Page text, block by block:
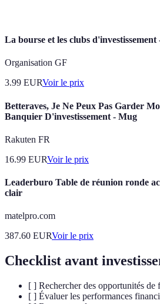
La bourse et les clubs
Organisation GF
3.99 EURVoir le prix
Betteraves, Je Ne Peux Pas Garder
Banquier D'investissement - Mug
Rakuten FR
16.99 EURVoir le prix
Leaderburo Table de réunion ronde
clair
matelpro.com
387.60 EURVoir le prix
Checklist avant
[ ] Rechercher des opportunités
[ ] Évaluer les performances